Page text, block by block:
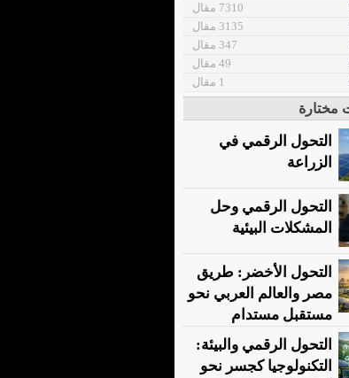
7310 مقال
3135 مقال
347 مقال
49 مقال
1 مقال
مختارة
التحول الرقمي في
الزراعة
التحول الرقمي وحل
المشكلات البيئية
التحول الأخضر: طريق
مصر والعالم العربي نحو
مستقبل مستدام
التحول الرقمي والبيئة:
التكنولوجيا كجسر نحو